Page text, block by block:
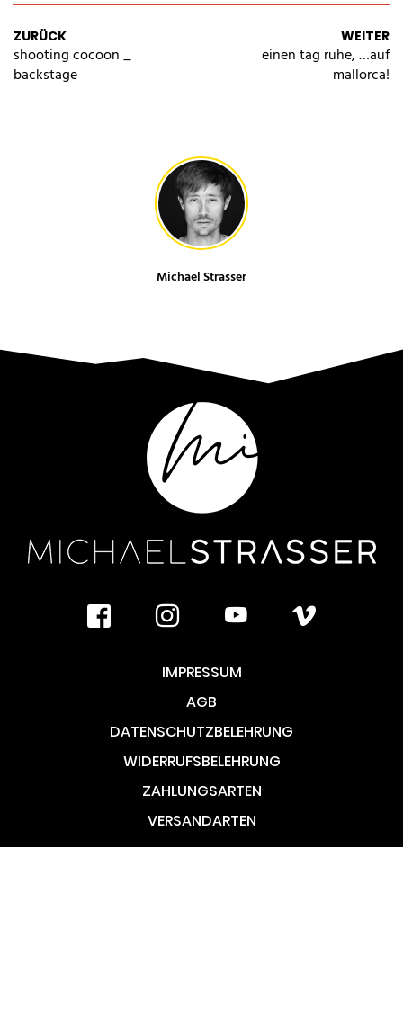
ZURÜCK
shooting cocoon _
backstage
WEITER
einen tag ruhe, …auf
mallorca!
Michael Strasser
facebookinstagramyoutubevimeo
IMPRESSUM
AGB
DATENSCHUTZBELEHRUNG
WIDERRUFSBELEHRUNG
ZAHLUNGSARTEN
VERSANDARTEN